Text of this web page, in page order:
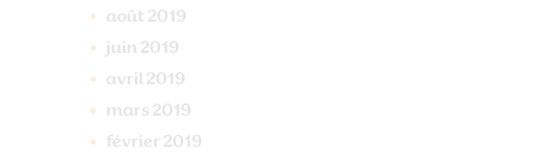
août 2019
juin 2019
avril 2019
mars 2019
février 2019